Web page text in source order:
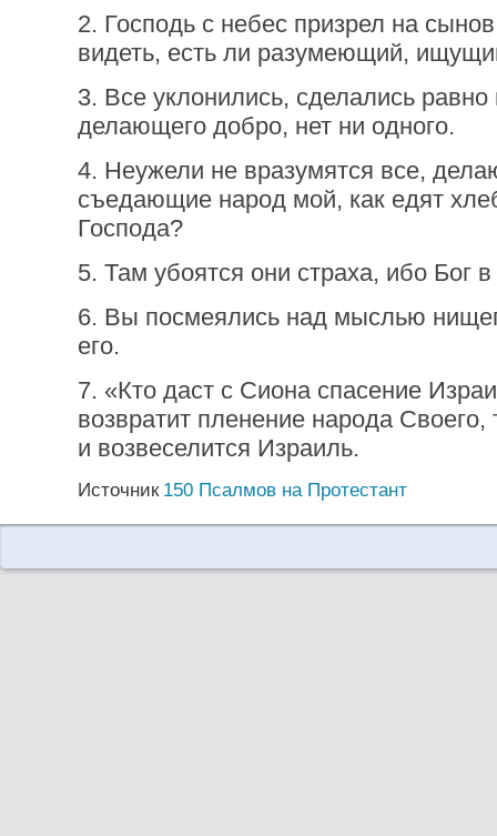
2. Господь с небес призрел на
видеть, есть ли разумеющий,
3. Все уклонились, сделались
делающего добро, нет ни одного.
4. Неужели не вразумятся все,
съедающие народ мой, как едят
Господа?
5. Там убоятся они страха, ибо Бог
6. Вы посмеялись над мыслью
его.
7. «Кто даст с Сиона спасение
возвратит пленение народа Своего,
и возвеселится Израиль.
Источник 150 Псалмов на Протестант